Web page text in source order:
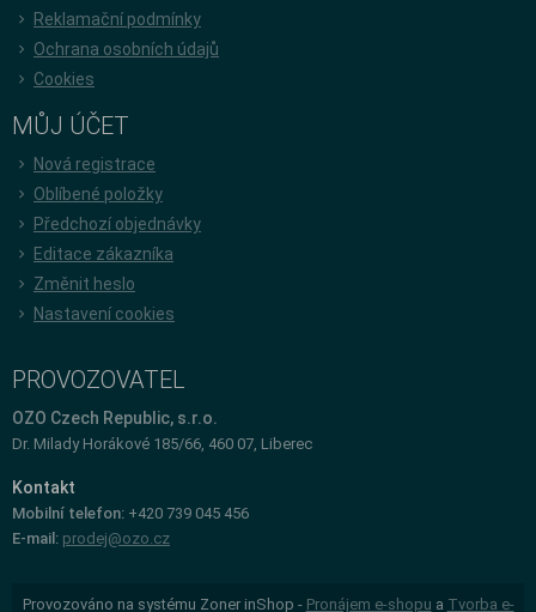
Reklamační podmínky
Ochrana osobních údajů
Cookies
MŮJ ÚČET
Nová registrace
Oblíbené položky
Předchozí objednávky
Editace zákazníka
Změnit heslo
Nastavení cookies
PROVOZOVATEL
OZO Czech Republic, s.r.o.
Dr. Milady Horákové 185/66, 460 07, Liberec
Kontakt
Mobilní telefon: +420 739 045 456
E-mail: prodej@ozo.cz
Provozováno na systému Zoner inShop - Pronájem e-shopu a Tvorba e-